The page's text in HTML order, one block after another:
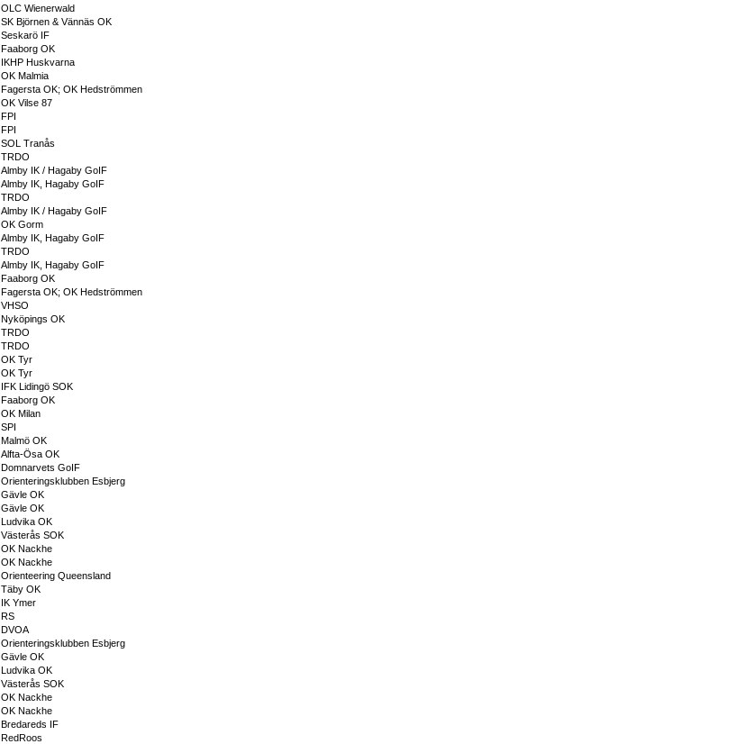
OLC Wienerwald
SK Björnen & Vännäs OK
Seskarö IF
Faaborg OK
IKHP Huskvarna
OK Malmia
Fagersta OK; OK Hedströmmen
OK Vilse 87
FPI
FPI
SOL Tranås
TRDO
Almby IK / Hagaby GoIF
Almby IK, Hagaby GoIF
TRDO
Almby IK / Hagaby GoIF
OK Gorm
Almby IK, Hagaby GoIF
TRDO
Almby IK, Hagaby GoIF
Faaborg OK
Fagersta OK; OK Hedströmmen
VHSO
Nyköpings OK
TRDO
TRDO
OK Tyr
OK Tyr
IFK Lidingö SOK
Faaborg OK
OK Milan
SPI
Malmö OK
Alfta-Ösa OK
Domnarvets GoIF
Orienteringsklubben Esbjerg
Gävle OK
Gävle OK
Ludvika OK
Västerås SOK
OK Nackhe
OK Nackhe
Orienteering Queensland
Täby OK
IK Ymer
RS
DVOA
Orienteringsklubben Esbjerg
Gävle OK
Ludvika OK
Västerås SOK
OK Nackhe
OK Nackhe
Bredareds IF
RedRoos